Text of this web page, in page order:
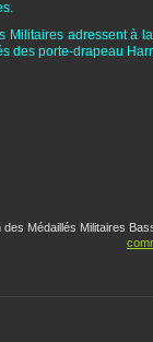
Militaires adressent à
des porte-drapeau
des Médaillés Militaires